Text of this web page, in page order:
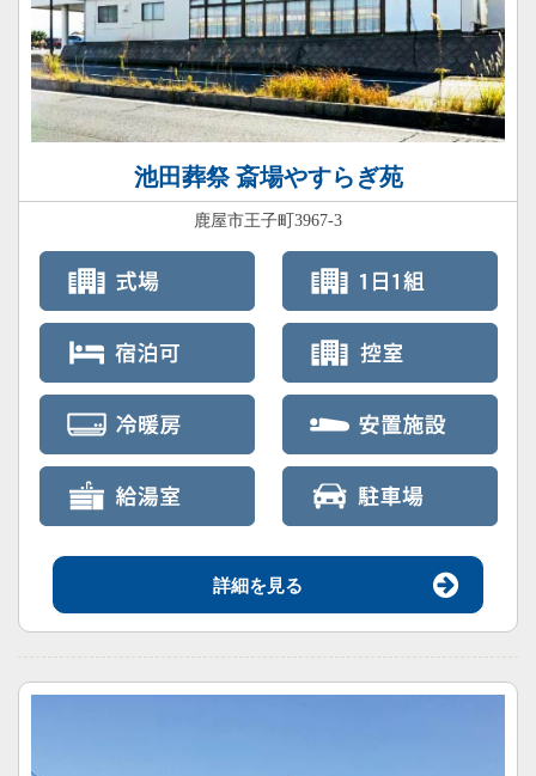
池田葬祭 斎場やすらぎ苑
鹿屋市王子町3967-3
詳細を見る